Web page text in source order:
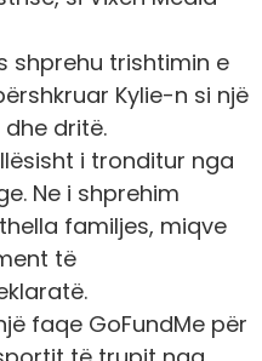
shprehu trishtimin e
Kylie-n si një
dritë.
i tronditur nga
Ne i shprehim
familjes, miqve
të
faqe GoFundMe për